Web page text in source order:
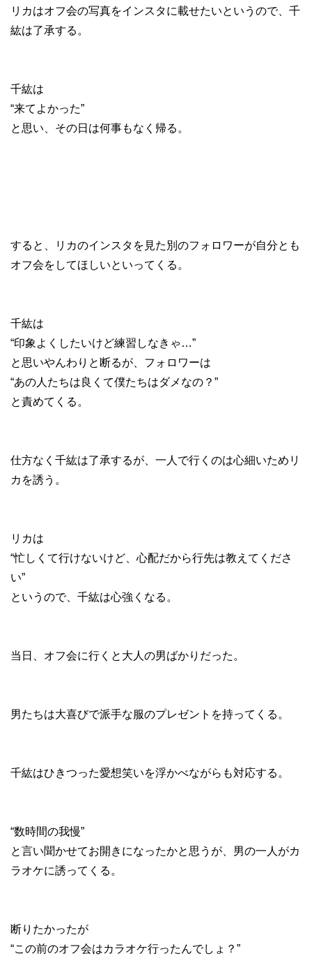
リカはオフ会の写真をインスタに載せたいというので、千
紘は了承する。
千紘は
“来てよかった”
と思い、その日は何事もなく帰る。
すると、リカのインスタを見た別のフォロワーが自分とも
オフ会をしてほしいといってくる。
千紘は
“印象よくしたいけど練習しなきゃ…”
と思いやんわりと断るが、フォロワーは
“あの人たちは良くて僕たちはダメなの？”
と責めてくる。
仕方なく千紘は了承するが、一人で行くのは心細いためリ
カを誘う。
リカは
“忙しくて行けないけど、心配だから行先は教えてくださ
い”
というので、千紘は心強くなる。
当日、オフ会に行くと大人の男ばかりだった。
男たちは大喜びで派手な服のプレゼントを持ってくる。
千紘はひきつった愛想笑いを浮かべながらも対応する。
“数時間の我慢”
と言い聞かせてお開きになったかと思うが、男の一人がカ
ラオケに誘ってくる。
断りたかったが
“この前のオフ会はカラオケ行ったんでしょ？”